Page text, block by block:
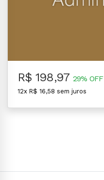
R$ 198,97 29% OFF
12x R$ 16,58 sem juros